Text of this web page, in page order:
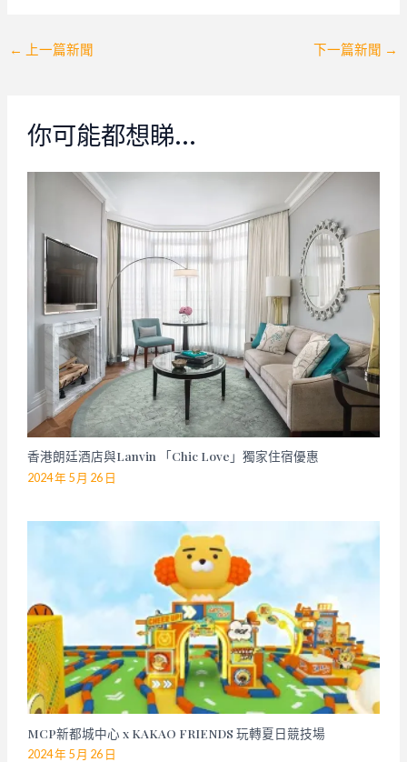
Post
← 上一篇新聞 下一篇新聞 →
你可能都想睇…
香港朗廷酒店與Lanvin 「Chic Love」獨家住宿優惠
2024 年 5 月 26 日
MCP新都城中心 x KAKAO FRIENDS 玩轉夏日競技場
2024 年 5 月 26 日